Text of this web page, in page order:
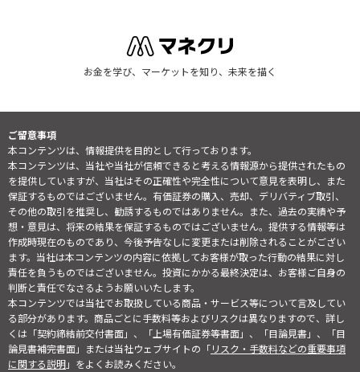
お金を学び、マーケットを知り、未来を描く
ご留意事項
本コンテンツは、情報提供を目的として行っております。
本コンテンツは、当社や当社が信頼できると考える情報源から提供されたもの
を提供していますが、当社はその正確性や完全性について意見を表明し、また
保証するものではございません。有価証券の購入、売却、デリバティブ取引、
その他の取引を推奨し、勧誘するものではありません。また、過去の実績や予
想・意見は、将来の結果を保証するものではございません。提供する情報等は
作成時現在のものであり、今後予告なしに変更または削除されることがござい
ます。当社は本コンテンツの内容に依拠してお客様が取った行動の結果に対し
責任を負うものではございません。投資にかかる最終決定は、お客様ご自身の
判断と責任でなさるようお願いいたします。
本コンテンツでは当社でお取扱している商品・サービス等について言及してい
る部分があります。商品ごとに手数料等およびリスクは異なりますので、詳し
くは「契約締結前交付書面」、「上場有価証券等書面」、「目論見書」、「目
論見書補完書面」または当社ウェブサイトの「リスク・手数料などの重要事項
に関する説明」をよくお読みください。